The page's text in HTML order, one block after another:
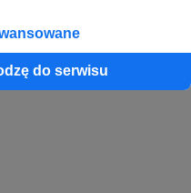
do serwisu
w regulaminie Patronite.pl